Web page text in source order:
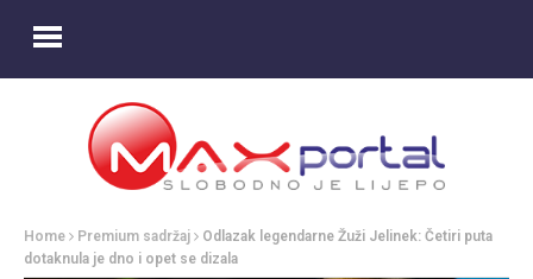
Home Premium sadržaj
Odlazak legendarne Žuži Jelinek: Četiri puta
dotaknula je dno i opet se dizala